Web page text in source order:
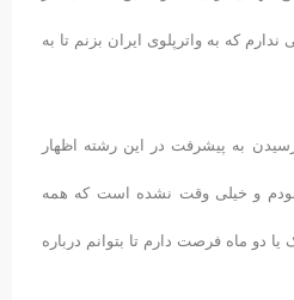
که به واترپلوی ایران بزنم تا به
رسیدن به پیشرفت در این رشته اظهار
و خیلی وقت نشده است که همه
دو ماه فرصت دارم تا بتوانم درباره